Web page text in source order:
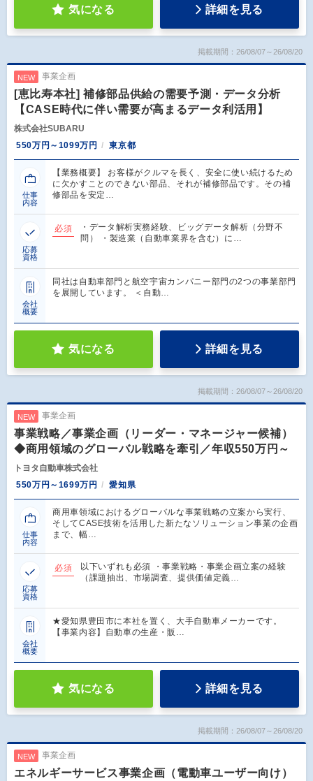
気になる 詳細を見る
掲載期間：26/08/07～26/08/20
NEW 事業企画
[恵比寿本社] 補修部品供給の需要予測・データ分析
【CASE時代に伴い需要が高まるデータ利活用】
株式会社SUBARU
550万円～1099万円
東京都
仕事
内容
【業務概要】 お客様がクルマを長く、安全に使い続けるため
に欠かすことのできない部品、それが補修部品です。その補
修部品を安定…
応募
資格
必須
・データ解析実務経験、ビッグデータ解析（分野不
問） ・製造業（自動車業界を含む）に…
会社
概要
同社は自動車部門と航空宇宙カンパニー部門の2つの事業部門
を展開しています。 ＜自動…
気になる 詳細を見る
掲載期間：26/08/07～26/08/20
NEW 事業企画
事業戦略／事業企画（リーダー・マネージャー候補）
◆商用領域のグローバル戦略を牽引／年収550万円～
トヨタ自動車株式会社
550万円～1699万円
愛知県
仕事
内容
商用車領域におけるグローバルな事業戦略の立案から実行、
そしてCASE技術を活用した新たなソリューション事業の企画
まで、幅…
応募
資格
必須
以下いずれも必須 ・事業戦略・事業企画立案の経験
（課題抽出、市場調査、提供価値定義…
会社
概要
★愛知県豊田市に本社を置く、大手自動車メーカーです。
【事業内容】自動車の生産・販…
気になる 詳細を見る
掲載期間：26/08/07～26/08/20
NEW 事業企画
エネルギーサービス事業企画（電動車ユーザー向け）